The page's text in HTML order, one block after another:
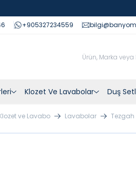
+905327234559
Klozet Ve Lavabolar Duş
ve Lavabo Lavabolar